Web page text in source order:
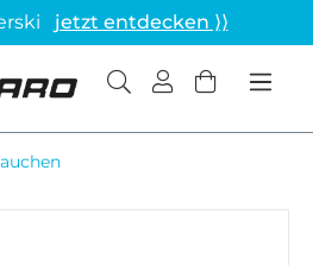
jetzt entdecken ⟩⟩